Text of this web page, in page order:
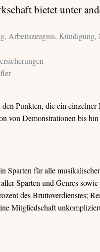
bietet unter
Arbeitszeugnis, Kündigung,
Punkten, die ein
von Demonstrationen bis
Sparten für alle
Sparten und Genres
des Bruttoverdienstes;
Mitgliedschaft